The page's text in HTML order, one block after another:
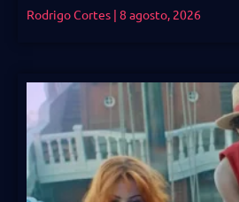
Rodrigo Cortes 8 agosto, 2026